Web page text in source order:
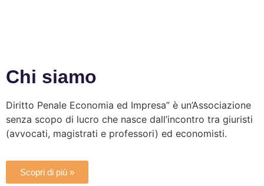
Chi siamo
Diritto Penale Economia ed Impresa” è un’Associazione
senza scopo di lucro che nasce dall’incontro tra giuristi
(avvocati, magistrati e professori) ed economisti.
Scopri di più »